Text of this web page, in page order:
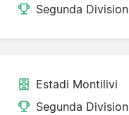
Segunda Division
Estadi Montilivi
Segunda Division